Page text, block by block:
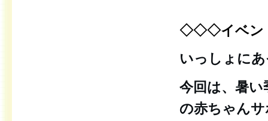
◇◇◇イベン
いっしょに
今回は、暑
の赤ちゃん